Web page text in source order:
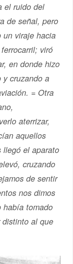
el ruido del
de señal, pero
un viraje hacia
viró
en donde hizo
cruzando a
= Otra
aterrizar,
aquellos
llegó el aparato
cruzando
de sentir
nos dimos
había tomado
al que